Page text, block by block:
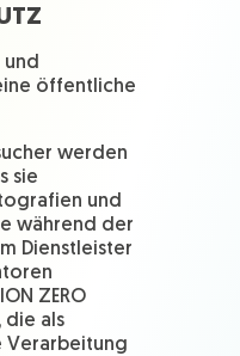
und
öffentliche
werden
sie
und
während der
Dienstleister
ZERO
als
Verarbeitung